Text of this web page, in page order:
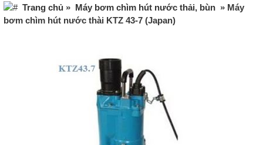
Trang chủ » Máy bơm chìm hút nước thải, bùn » Máy
bơm chìm hút nước thài KTZ 43-7 (Japan)